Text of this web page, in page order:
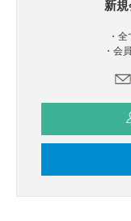
新
・
・会